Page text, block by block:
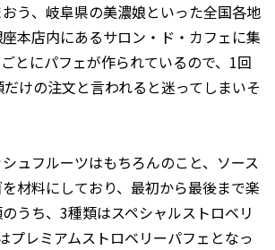
う、岐阜県の美濃娘といった全国各地
本店内にあるサロン・ド・カフェに集
とにパフェが作られているので、1回
けの注文と言われると迷ってしまいそ
ュフルーツはもちろんのこと、ソース
材料にしており、最初から最後まで楽
うち、3種類はスペシャルストロベリ
プレミアムストロベリーパフェとなっ